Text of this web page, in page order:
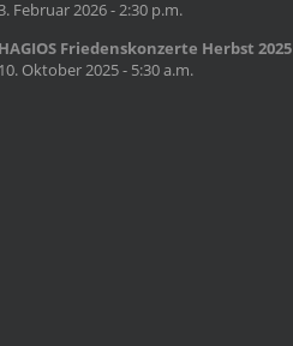
Februar 2026 - 2:30 p.m.
HAGIOS Friedenskonzerte Herbst 2025
10. Oktober 2025 - 5:30 a.m.